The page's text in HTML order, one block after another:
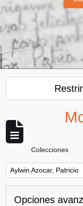
Colecciones
Remove filter:
Aylwin Azocar, Patricio
Opciones